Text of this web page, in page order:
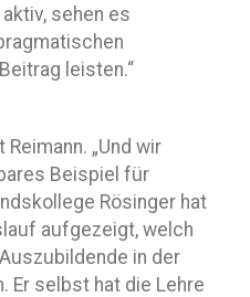
sehen es
leisten.“
Reimann. „Und wir
Beispiel für
Rösinger hat
aufgezeigt, welch
in der
Er selbst hat die Lehre